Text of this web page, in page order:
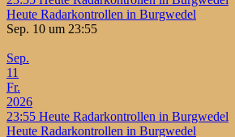
Heute Radarkontrollen in Burgwedel
Sep. 10 um 23:55
Sep.
11
Fr.
2026
23:55 Heute Radarkontrollen in Burgwedel
Heute Radarkontrollen in Burgwedel